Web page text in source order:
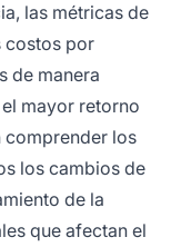
las métricas de
costos por
de manera
mayor retorno
comprender los
los cambios de
de la
que afectan el